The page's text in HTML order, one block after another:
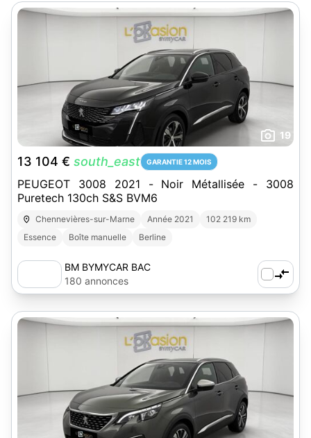
19
13 104 € south_east GARANTIE 12 MOIS
PEUGEOT 3008 2021 - Noir Métallisée - 3008
Puretech 130ch S&S BVM6
Chennevières-sur-Marne Année 2021
102 219 km
Essence
Boîte manuelle Berline
BM BYMYCAR BAC
180 annonces